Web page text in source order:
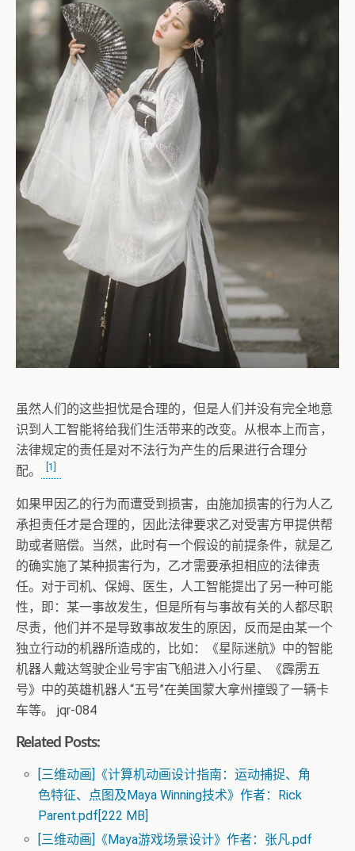
虽然人们的这些担忧是合理的，但是人们并没有完全地意
识到人工智能将给我们生活带来的改变。从根本上而言，
法律规定的责任是对不法行为产生的后果进行合理分
配。
[1]
如果甲因乙的行为而遭受到损害，由施加损害的行为人乙
承担责任才是合理的，因此法律要求乙对受害方甲提供帮
助或者赔偿。当然，此时有一个假设的前提条件，就是乙
的确实施了某种损害行为，乙才需要承担相应的法律责
任。对于司机、保姆、医生，人工智能提出了另一种可能
性，即：某一事故发生，但是所有与事故有关的人都尽职
尽责，他们并不是导致事故发生的原因，反而是由某一个
独立行动的机器所造成的，比如：《星际迷航》中的智能
机器人戴达驾驶企业号宇宙飞船进入小行星、《霹雳五
号》中的英雄机器人“五号”在美国蒙大拿州撞毁了一辆卡
车等。 jqr-084
Related Posts:
[三维动画]《计算机动画设计指南：运动捕捉、角
色特征、点图及Maya Winning技术》作者：Rick
Parent.pdf[222 MB]
[三维动画]《Maya游戏场景设计》作者：张凡.pdf